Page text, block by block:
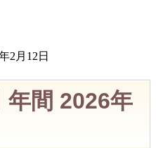
2月12日
年間 2026年